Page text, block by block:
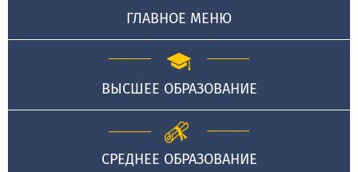
ГЛАВНОЕ МЕНЮ
ВЫСШЕЕ ОБРАЗОВАНИЕ
СРЕДНЕЕ ОБРАЗОВАНИЕ